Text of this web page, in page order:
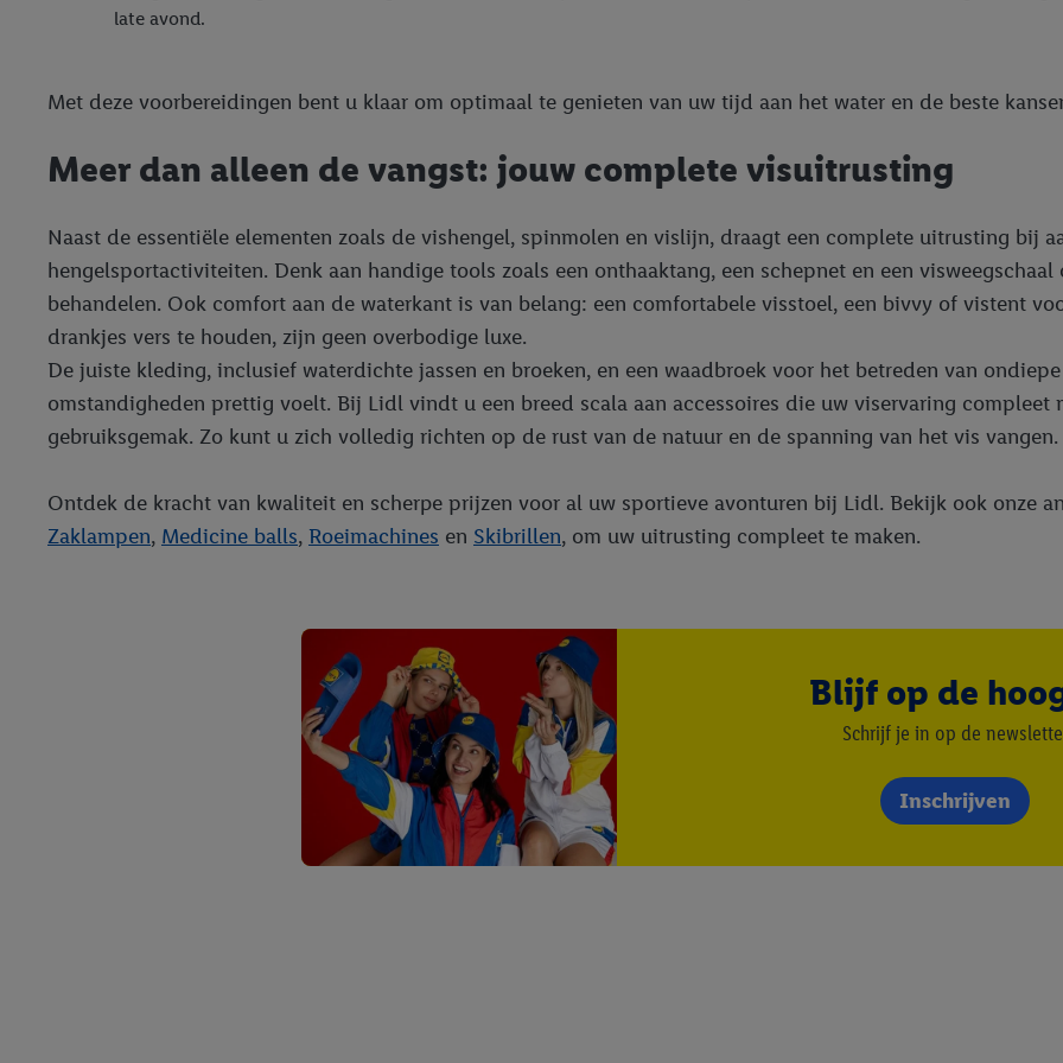
late avond.
Met deze voorbereidingen bent u klaar om optimaal te genieten van uw tijd aan het water en de beste
Meer dan alleen de vangst: jouw complete visuitrusting
Naast de essentiële elementen zoals de vishengel, spinmolen en vislijn, draagt een complete uitrusting bij
hengelsportactiviteiten. Denk aan handige tools zoals een onthaaktang, een schepnet en een
behandelen. Ook comfort aan de waterkant is van belang: een comfortabele visstoel, een bivvy of vistent
drankjes vers te houden, zijn geen overbodige luxe.
De juiste kleding, inclusief waterdichte jassen en broeken, en een waadbroek voor het betreden van
omstandigheden prettig voelt. Bij Lidl vindt u een breed scala aan accessoires die uw viservaring compleet
gebruiksgemak. Zo kunt u zich volledig richten op de rust van de natuur en de spanning van het vis vangen.
Ontdek de kracht van kwaliteit en scherpe prijzen voor al uw sportieve avonturen bij Lidl. Bekijk ook onze
Zaklampen, Medicine balls, Roeimachines en Skibrillen, om uw uitrusting compleet te maken.
Blijf op de
Schrijf je in op de
Inschrijven